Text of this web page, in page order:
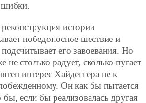
истории
победоносное шествие и
его завоевания. Но
не столько радует, сколько пугает
интерес Хайдеггера не к
Он как бы пытается
если бы реализовалась другая